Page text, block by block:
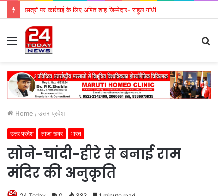
छात्रों पर कार्रवाई के लिए अमित शाह जिम्मेदार- राहुल गांधी
Menu
Home / उत्तर प्रदेश
उत्तर प्रदेश ताजा खबर भारत
सोने-चांदी-हीरे से बनाई राम
मंदिर की अनुकृति